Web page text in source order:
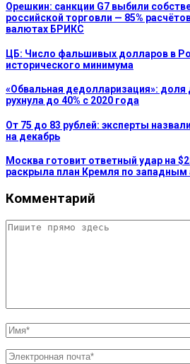
Орешкин: санкции G7 выбили
российской торговли — 85%
валютах БРИКС
ЦБ: Число фальшивых долларов в
исторического минимума
«Обвальная дедолларизация»: доля
рухнула до 40% с 2020 года
От 75 до 83 рублей: эксперты
на декабрь
Москва готовит ответный удар на
раскрыла план Кремля по западным
Комментарий